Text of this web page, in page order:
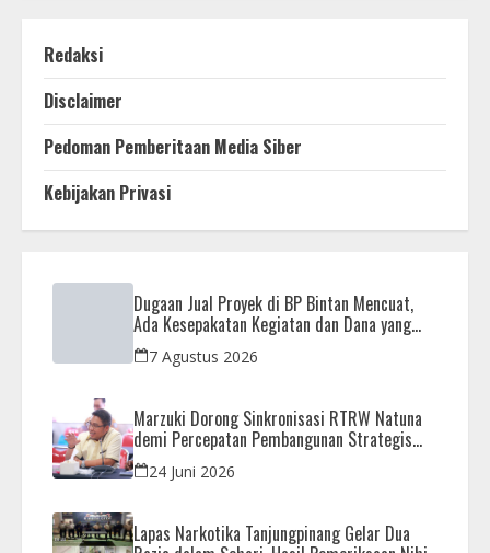
Redaksi
Disclaimer
Pedoman Pemberitaan Media Siber
Kebijakan Privasi
Dugaan Jual Proyek di BP Bintan Mencuat,
Ada Kesepakatan Kegiatan dan Dana yang
Dikembalikan
7 Agustus 2026
Marzuki Dorong Sinkronisasi RTRW Natuna
demi Percepatan Pembangunan Strategis
Daerah
24 Juni 2026
Lapas Narkotika Tanjungpinang Gelar Dua